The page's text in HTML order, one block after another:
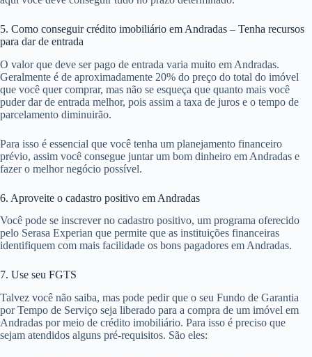
5. Como conseguir crédito imobiliário em Andradas – Tenha recursos
para dar de entrada
O valor que deve ser pago de entrada varia muito em Andradas.
Geralmente é de aproximadamente 20% do preço do total do imóvel
que você quer comprar, mas não se esqueça que quanto mais você
puder dar de entrada melhor, pois assim a taxa de juros e o tempo de
parcelamento diminuirão.
Para isso é essencial que você tenha um planejamento financeiro
prévio, assim você consegue juntar um bom dinheiro em Andradas e
fazer o melhor negócio possível.
6. Aproveite o cadastro positivo em Andradas
Você pode se inscrever no cadastro positivo, um programa oferecido
pelo Serasa Experian que permite que as instituições financeiras
identifiquem com mais facilidade os bons pagadores em Andradas.
7. Use seu FGTS
Talvez você não saiba, mas pode pedir que o seu Fundo de Garantia
por Tempo de Serviço seja liberado para a compra de um imóvel em
Andradas por meio de crédito imobiliário. Para isso é preciso que
sejam atendidos alguns pré-requisitos. São eles: